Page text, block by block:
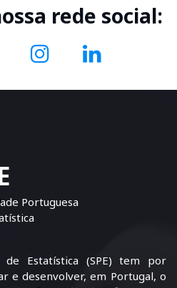
rede social:
Portuguesa
de Estatística (SPE) tem por
e desenvolver, em Portugal, o